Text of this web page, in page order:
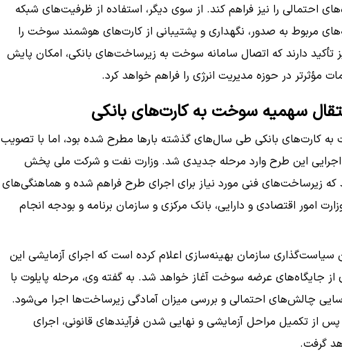
احتمالی را نیز فراهم کند. از سوی دیگر، استفاده از ظرفیت‌های شبکه
مربوط به صدور، نگهداری و پشتیبانی از کارت‌های هوشمند سوخت را
دارند که اتصال سامانه سوخت به زیرساخت‌های بانکی، امکان پایش
مؤثرتر در حوزه مدیریت انرژی را فراهم خواهد کرد.
سهمیه سوخت به کارت‌های بانکی
کارت‌های بانکی طی سال‌های گذشته بارها مطرح شده بود، اما با تصویب
اجرایی این طرح وارد مرحله جدیدی شد. وزارت نفت و شرکت ملی پخش
که زیرساخت‌های فنی مورد نیاز برای اجرای طرح فراهم شده و هماهنگی‌های
امور اقتصادی و دارایی، بانک مرکزی و سازمان برنامه و بودجه انجام
سیاست‌گذاری سازمان بهینه‌سازی اعلام کرده است که اجرای آزمایشی این
جایگاه‌های عرضه سوخت آغاز خواهد شد. به گفته وی، مرحله پایلوت با
چالش‌های احتمالی و بررسی میزان آمادگی زیرساخت‌ها اجرا می‌شود.
از تکمیل مراحل آزمایشی و نهایی شدن فرآیندهای قانونی، اجرای
گرفت.